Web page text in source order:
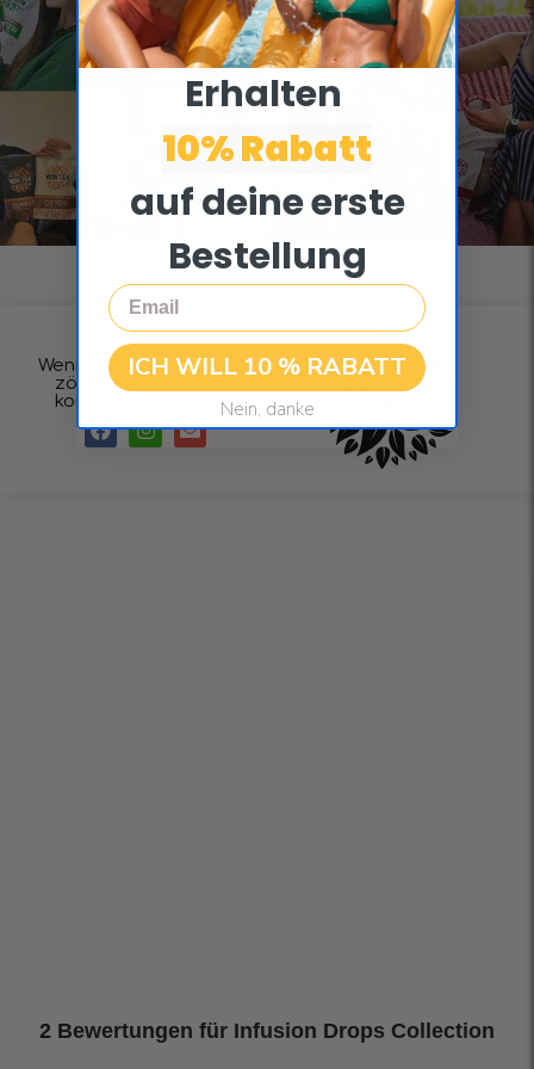
Wenn Sie Fragen haben,
zögern Sie nicht und
kontaktieren Sie uns.
2 Bewertungen für Infusion Drops Collection
Erhalten ​
10% Rabatt
auf deine erste
Bestellung
Email
ICH WILL 10 % RABATT
Nein, danke